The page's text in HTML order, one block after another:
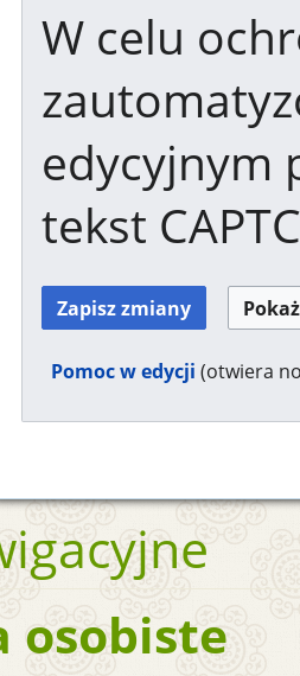
W celu
edycyjnym
tekst
Pomoc w edycji (otwiera
osobiste